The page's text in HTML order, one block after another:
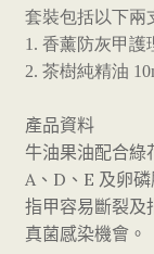
套裝包括以下兩
1. 香薰防灰甲護
2. 茶樹純精油
產品資料
牛油果油配合綠
A 、 D 、 E 及卵
指甲容易斷裂及
真菌感染機會。